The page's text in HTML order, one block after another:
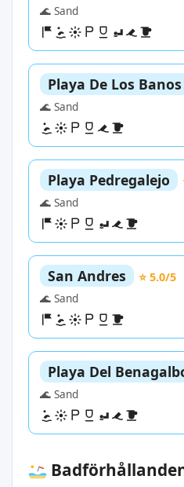
🌊 Sand
Playa De Los
🌊 Sand
Playa Pedregalejo
🌊 Sand
San Andres
⭐ 5.0/5
🌊 Sand
Playa Del
🌊 Sand